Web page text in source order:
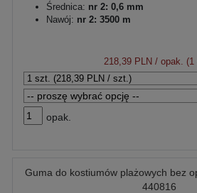
Średnica: nr 2: 0,6 mm
Nawój: nr 2: 3500 m
218,39 PLN/ opak. (1
opak.
Guma do kostiumów plażowych bez
440816